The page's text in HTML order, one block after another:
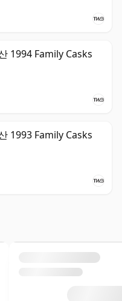
1994 Family Casks
1993 Family Casks